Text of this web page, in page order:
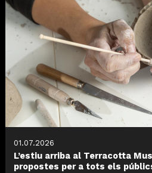
01.07.2026
L’estiu arriba al Terracotta
propostes per a tots els